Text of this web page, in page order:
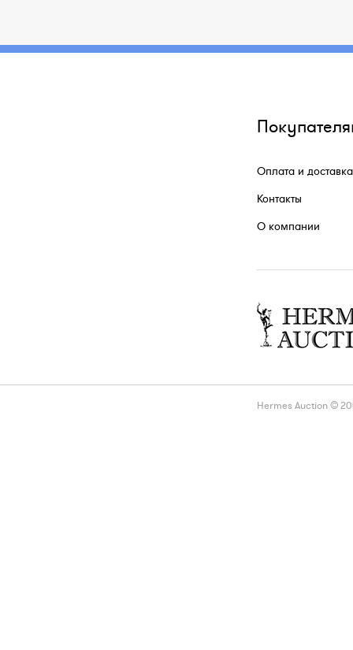
Оплата и доставка
Контакты
О компании
Hermes Auction ©